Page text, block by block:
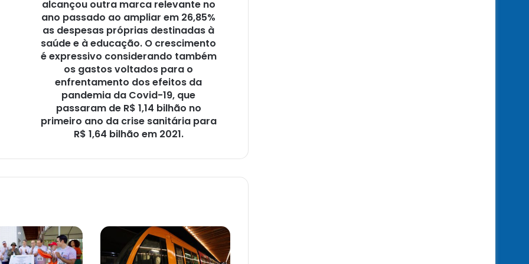
Bahia
ampliar
destinadas
à
saúde
alcançou outra marca relevante no
ano passado ao ampliar em 26,85%
as despesas próprias destinadas à
saúde e à educação. O crescimento
é expressivo considerando também
os gastos voltados para o
enfrentamento dos efeitos da
pandemia da Covid-19, que
passaram de R$ 1,14 bilhão no
primeiro ano da crise sanitária para
R$ 1,64 bilhão em 2021.